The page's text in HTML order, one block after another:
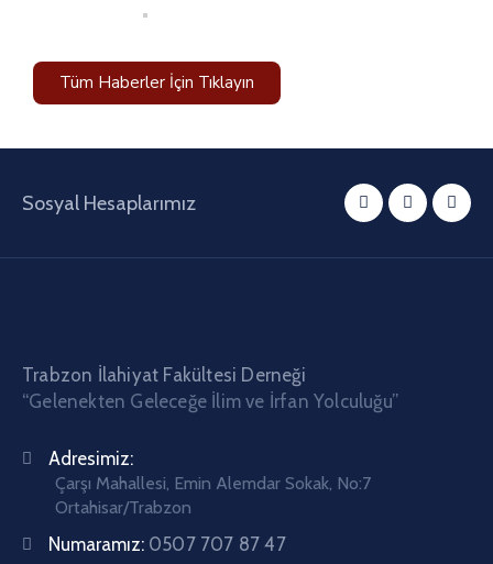
Tüm Haberler İçin Tıklayın
Sosyal Hesaplarımız
Trabzon İlahiyat Fakültesi Derneği
“Gelenekten Geleceğe İlim ve İrfan Yolculuğu”
Adresimiz:
Çarşı Mahallesi, Emin Alemdar Sokak, No:7
Ortahisar/Trabzon
Numaramız: 0507 707 87 47